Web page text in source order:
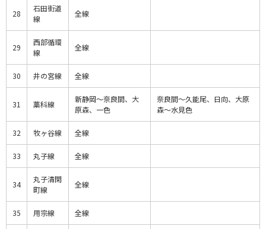
28
石田街道
線
全線
29
西部循環
線
全線
30 井の宮線 全線
31 藁科線
新静岡～奈良間、大
原森、一色
奈良間～久能尾、日向、大原
森～水見色
32 牧ヶ谷線 全線
33 丸子線 全線
34
丸子清閑
町線
全線
35 用宗線 全線